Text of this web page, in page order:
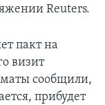
Reuters.
пакт на
визит
сообщили,
прибудет